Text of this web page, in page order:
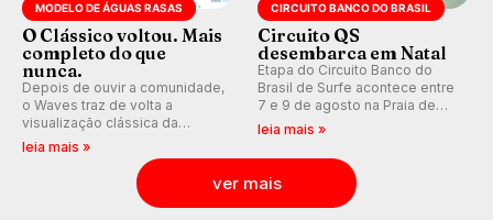
MODELO DE ÁGUAS RASAS
O Clássico voltou. Mais
completo do que
nunca.
Depois de ouvir a comunidade,
o Waves traz de volta a
visualização clássica da
previsão de águas rasas,
agora integrada à nova
plataforma e com previsão das
ondas para até 16 dias.
leia mais »
CIRCUITO BANCO DO BRASIL
Circuito QS
desembarca em Natal
Etapa do Circuito Banco do
Brasil de Surfe acontece entre
7 e 9 de agosto na Praia de
Miami (RN), em disputas
(QS) 4.000 e pela corrida por
vagas no Challenger Series.
leia mais »
ver mais